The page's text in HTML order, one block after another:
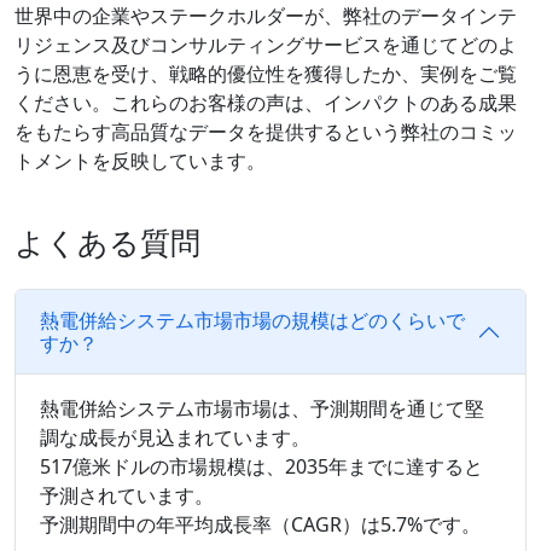
世界中の企業やステークホルダーが、弊社のデータインテ
リジェンス及びコンサルティングサービスを通じてどのよ
うに恩恵を受け、戦略的優位性を獲得したか、実例をご覧
ください。これらのお客様の声は、インパクトのある成果
をもたらす高品質なデータを提供するという弊社のコミッ
トメントを反映しています。
よくある質問
熱電併給システム市場市場の規模はどのくらいで
すか？
熱電併給システム市場市場は、予測期間を通じて堅
調な成長が見込まれています。
517億米ドルの市場規模は、2035年までに達すると
予測されています。
予測期間中の年平均成長率（CAGR）は5.7%です。